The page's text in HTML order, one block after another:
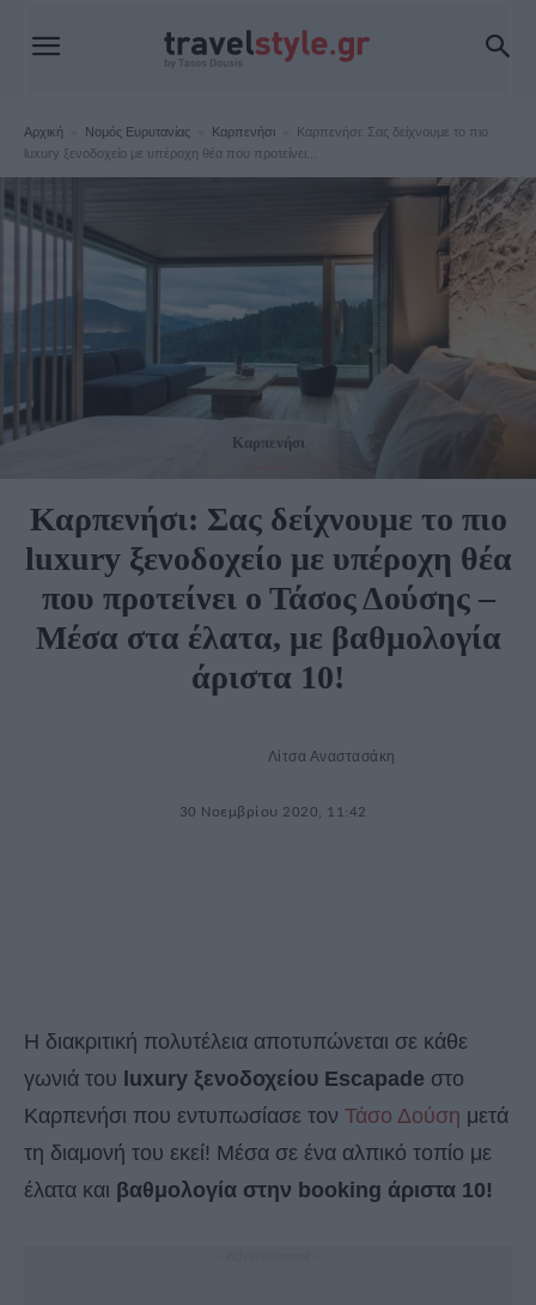
Αρχική Νομός Ευρυτανίας Καρπενήσι
Καρπενήσι: Σας δείχνουμε το πιο
luxury ξενοδοχείο με υπέροχη θέα που προτείνει...
Καρπενήσι
Καρπενήσι: Σας δείχνουμε το πιο
luxury ξενοδοχείο με υπέροχη θέα
που προτείνει ο Τάσος Δούσης –
Μέσα στα έλατα, με βαθμολογία
άριστα 10!
Λίτσα Αναστασάκη
30 Νοεμβρίου 2020, 11:42
Η διακριτική πολυτέλεια αποτυπώνεται σε κάθε
γωνιά του luxury ξενοδοχείου Escapade στο
Καρπενήσι που εντυπωσίασε τον Τάσο Δούση μετά
τη διαμονή του εκεί! Μέσα σε ένα αλπικό τοπίο με
έλατα και βαθμολογία στην booking άριστα 10!